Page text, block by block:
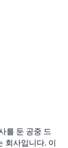
를 둔 공중 드
회사입니다. 이